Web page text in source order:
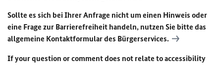
Sollte es sich bei Ihrer Anfrage nicht um einen Hinweis oder
eine Frage zur Barrierefreiheit handeln, nutzen Sie bitte das
allgemeine Kontaktformular des Bürgerservices.
If your question or comment does not relate to accessibility